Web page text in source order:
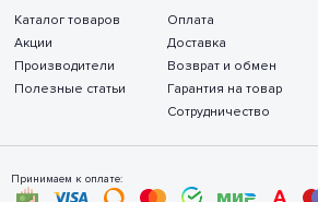
Каталог товаров
Акции
Производители
Полезные статьи
Оплата
Доставка
Возврат и обмен
Гарантия на товар
Сотрудничество
Принимаем к оплате: